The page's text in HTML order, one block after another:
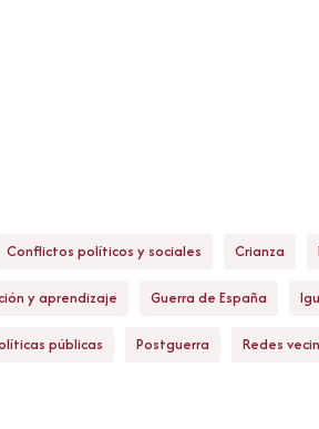
Conflictos políticos y sociales Crianza
y aprendizaje Guerra de España
públicas Postguerra Redes